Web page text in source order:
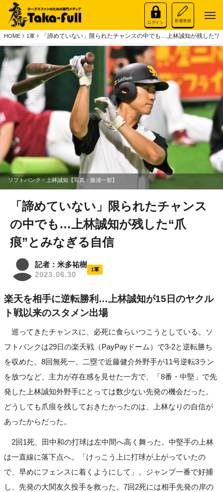
HOME 1軍 「諦めていない」限られたチャンスの中でも…上林誠知が残した“
ソフトバンク・上林誠知【写真：藤浦一都】
「諦めていない」限られたチャンス
の中でも…上林誠知が残した“爪
痕”とみなぎる自信
記者：米多祐樹
2023.06.30
1軍
楽天を相手に逆転勝利…上林誠知が15日のヤクル
ト戦以来のスタメン出場
巡ってきたチャンスに、必死に食らいつこうとしている。ソ
フトバンクは29日の楽天戦（PayPayドーム）で3-2と逆転勝ち
を収めた。8回無死一、二塁で近藤健介外野手が11号逆転3ラン
を放つなど、主力が存在感を見せた一方で、「8番・中堅」で先
発した上林誠知外野手にとっては数少ない先発の機会だった。
どうしても爪痕を残しておきたかったのは、上林なりの自信が
あったからだった。
2回1死、田中和の打球は左中間へ高く舞った。中堅手の上林
は一直線に落下点へ。「けっこう上に打球が上がっていたの
で、早めにフェンスに着くようにして」。ジャンプ一番で好捕
し、先発の大関友久投手を救った。7回2死には相手先発の岸の